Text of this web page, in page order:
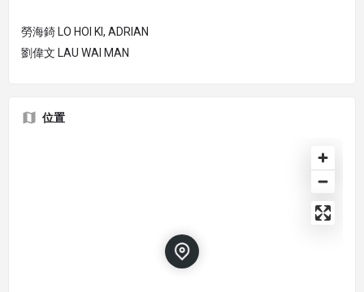
勞海錡 LO HOI KI, ADRIAN
劉偉文 LAU WAI MAN
位置